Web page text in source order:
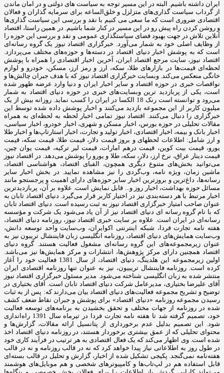
ایران داشته باشیم. البته در این مسیر توجه به سیاست های دولتی و در امان ماندن
از گرداب سیاست گذاری‌های متزلزل و خلق‌الساعه برای سرمایه گذاران و فعالان
اقتصادی ضروری است که ما سعی می کنیم با نقد و بررسی این سیاست گذاری‌ها
و روشن کردن راه پیش رو در این مسیر در کنار شما باشیم. در همین راستا، اقتصاد
آنلاین تلاش در جهت بهبود فضای سیاستگذاری عمومی و نقد و بررسی این حوزه را
از وظایف اصلی خود به شمار می‌آورد. خبرگزاری اقتصاد نیوز یک گروه رسانه‌ای
است که به پوشش اخبار دنیای اقتصاد در دسته‌ها و حوزه‌های مختلف می‌پردازد.
اقتصاد نیوز، سایت مرجع اقتصاد ایران، آخرین اخبار اقتصادی را همراه با پوشش
لحظه‌ای قیمت‌ها در بازارهای طلا، سکه، ارز و رمز ارز، مسکن، خودرو و لوازم
خانگی منعکس می‌کند. وبسایت خبرگزاری اقتصاد نیوز که با هدف جبران چالش‌ها و
نواقصات خبری در حوزه اقتصاد و سایر اخبار ایران و دنیا وارد عرضه ظهور شده
است، یکی از پربازدید ترین وبسایت‌های خبری در حوزه دنیای اقتصاد به شمار
می‌رود و توانسته است رنک 18 الکسا در ایران را کسب نماید. روزانه بیش از یک
میلیون کاربر از این مجموعه بازدید می‌کنند و اخبار پوشش داده شده توسط این
خبرگزاری را دنبال می‌کنند. اقتصاد نیوز تمامی اخبار لحظه به لحظه‌ای به همراه
مقالات تحلیلی در حوزه بورس، اخبار مسکن و شهری، اخبار خودرو، اخبار سیاسی،
اخبار بانک و بیمه، اخبار اقتصادی، اخبار تولید و تجارت، اخبار استارتاپ‌ها و اخبار طلا
و ارز شامل: اطلاعات لحظهای و بروز قیمت دلار، قیمت طلا، قیمت سکه، قیمت
یورو، قیمت بیت کوین، قیمت درهم امارات، قیمت لیر ترکیه، قیمت یوان چین،
قیمت دینار عراق، نرخ ارز، دلار، سکه، طلا و یورو را پوشش می‌دهد. در اقتصاد نیوز
می‌توانید بخش‌های متنوع دیگری همچون، الفبای اقتصاد، هواشناسی اقتصاد،
ماشین زمان، ویژه نامه، وب‌گردی را نیز مشاهده نمایید. در بخش اخبار سایر
رسانه‌ها، داغ‌ترین و بروزترین اخبار سایر حوزه‌های دارای اهمیت و پرجستجو مانند
مسائل حوزه بهداشت، اخبار روز و... قابل نمایش است. علاوه بر آن، پربازدیدترین
اخبار مرتبط با هر دسته‌بندی نیز در اختیار کاربر قرار می‌گیرد. دنیای اقتصاد تابان به
عنوان صاحب امتیاز خبرگزاری اقتصاد نیوز به ثبت رسیده است. دنیای اقتصاد تابان
که با نام گروه رسانه ای دنیای اقتصاد نیز از آن یاد می‌شود یک شرکت و مؤسسه
رسانه‌ای در ایران است. علاوه بر سایت خبری اقتصاد نیوز، روزنامه دنیای اقتصاد،
هفته ‌نامه تجارت فردا، شبکه اینترنتی اکوایران، وب‌سایت واحد توسعه دانش،
وب‌سایت همایش‌های دنیای اقتصاد، روزنامه انگلیسی ‌زبان فایننشال تریبون نیز به
عنوان زیرمجموعه‌های این گروه رسانه‌ای مشغول فعالیت هستند. گروه دنیای
اقتصاد همچنین دارای مرکز پژوهش‌ها، انتشارات و مرکز همایش‌ها نیز می‌باشد.
اولین زیرمجموعه این هلدینگ، دنیای اقتصاد، از سال 1381 فعالیت خود را آغاز
کرده است. روزنامه فایننشال تریبیون، نیز به عنوان تنها روزنامه اقتصادی ایران
منتشر شده به زبان انگلیسی شناخته می‌شود. مدیر مسئول خبرگزاری اقتصاد نیوز
آقای علیرضا بختیاری، مدیرعامل شرکت دنیای اقتصاد تابان است. آقای بختیاری در
توضیح و تشریح مجموعه فعالیت‌های دنیای اقتصاد بیان می‌دارند که: پس از به ثبات
رسیدن مجموعه روزنامه «دنیای اقتصاد» برای پوشش و جبران نقاط ضعف کشف
شده در روزنامه از جهات مختلف و تحقق بخشیدن به برنامه‌های توسعه فعالیت
خود، تصمیم گرفته شد تا هفته نامه تجارت فردا در تیرماه سال 1391 راه‌اندازی
شود. این تصمیم بدلیل عدم برخورداری از پتانسیل ارائه مقالات، گزارش‌ها و
محتوای تحلیلی که از عمق بیشتری برخوردار هستند، در روزنامه دنیای اقتصاد اخذ
شده است. وی اظهار می‌کند که یک فعال اقتصادی به هر ترتیب در فرآیند کاری خود
در طول روز به اطلاعاتی نیاز پیدا خواهد کرد که نه در قالب روزنامه و نه در قالب
هفته‌نامه نمی‌گنجد. پکیجی تشکیل شده از اخبار، گزارش و تحلیل در قالب بسته‌ای
قابل استفاده هم در لپ‌تاب‌ها و کامپیوترهای شخصی و هم موبایل‌های هوشمند
می‌تواند کارایی گردش باز اطلاعات را برای فعالان بخش خصوصی و بنگاه‌ها